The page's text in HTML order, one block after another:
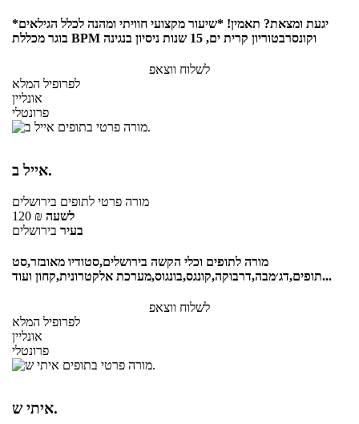
יגעת ומצאת? תאמין! *שיעור מקצועי חוויתי ומהנה לכלל הגילאים*
בוגר מכללת BPM וקונסרבטוריון קרית ים, 15 שנות ניסיון בנגינה
לשלוח ווצאפ
לפרופיל המלא
אונליין
פרונטלי
אייל ב.
מורה פרטי לתופים בירושלים
120 ₪ לשעה
בעיר בירושלים
מורה לתופים וכלי הקשה בירושלים,סטודיו מאובזר,סט
תופים,דג׳מבה,דרבוקה,קונגס,בונגוס,מערכת אלקטרונית,קחון ועוד...
לשלוח ווצאפ
לפרופיל המלא
אונליין
פרונטלי
איתי ש.